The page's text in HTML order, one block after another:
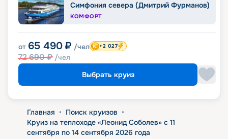
Симфония севера (Дмитрий Фурманов)
КОМФОРТ
от 65 490 ₽ /чел
72 690₽ /чел
+2 027
Выбрать круиз
Главная • Поиск круизов •
Круиз на теплоходе «Леонид Соболев» с 11
сентября по 14 сентября 2026 года